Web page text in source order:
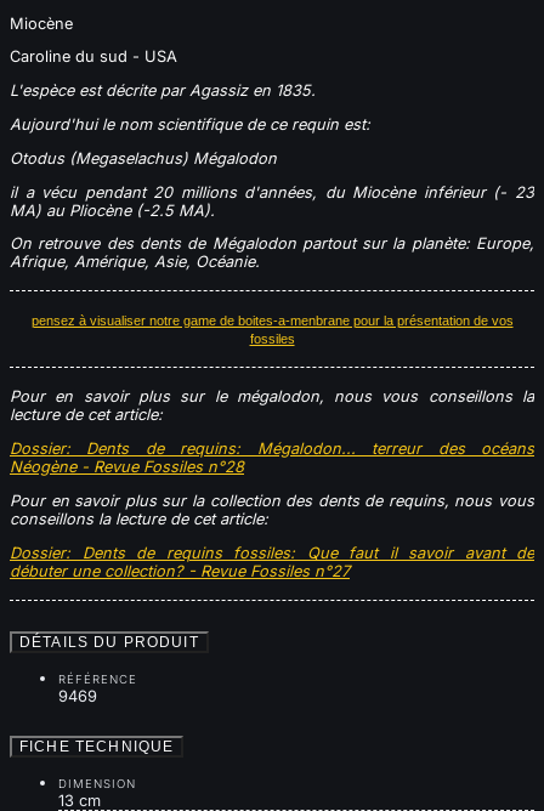
Miocène
Caroline du sud - USA
L'espèce est décrite par Agassiz en 1835.
Aujourd'hui le nom scientifique de ce requin est:
Otodus (Megaselachus) Mégalodon
il a vécu pendant 20 millions d'années, du Miocène inférieur (- 23
MA) au Pliocène (-2.5 MA).
On retrouve des dents de Mégalodon partout sur la planète: Europe,
Afrique, Amérique, Asie, Océanie.
pensez à visualiser notre game de boites-a-menbrane pour la présentation de vos
fossiles
Pour en savoir plus sur le mégalodon, nous vous conseillons la
lecture de cet article:
Dossier: Dents de requins: Mégalodon... terreur des océans
Néogène - Revue Fossiles n°28
Pour en savoir plus sur la collection des dents de requins, nous vous
conseillons la lecture de cet article:
Dossier: Dents de requins fossiles: Que faut il savoir avant de
débuter une collection? - Revue Fossiles n°27
DÉTAILS DU PRODUIT
RÉFÉRENCE
9469
FICHE TECHNIQUE
DIMENSION
13 cm